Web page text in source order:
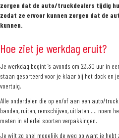
zorgen dat de auto/truckdealers tijdig
zodat ze ervoor kunnen zorgen dat de
kunnen.
Hoe ziet je werkdag eruit?
Je werkdag begint ’s avonds om 23.30 uur in
staan gesorteerd voor je klaar bij het dock en
voertuig.
Alle onderdelen die op en/of aan een auto/
banden, ruiten, remschijven, uitlaten….. noem
maten in allerlei soorten verpakkingen.
Je wilt zo snel mogelijk de weg op want je hebt